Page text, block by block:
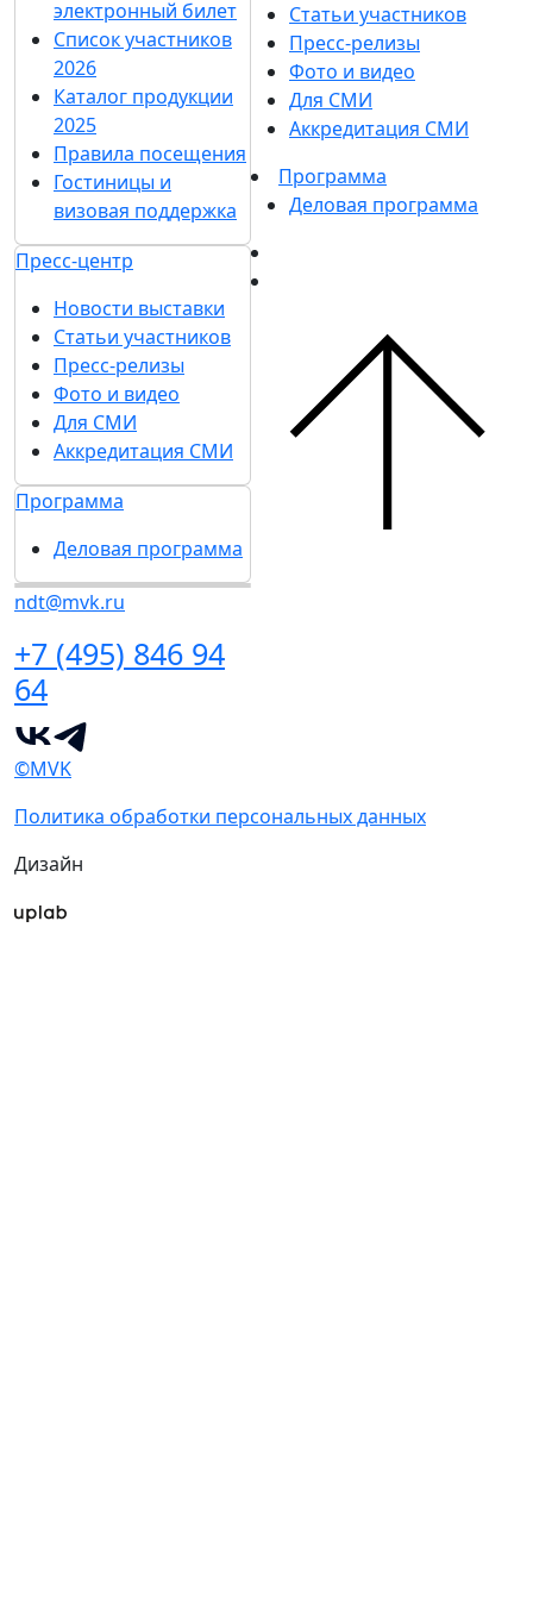
электронный билет
Список участников
2026
Каталог продукции
2025
Правила посещения
Гостиницы и
визовая поддержка
Пресс-центр
Новости выставки
Статьи участников
Пресс-релизы
Фото и видео
Для СМИ
Аккредитация СМИ
Программа
Деловая программа
ndt@mvk.ru
+7 (495) 846 94
64
Статьи участников
Пресс-релизы
Фото и видео
Для СМИ
Аккредитация СМИ
Программа
Деловая программа
©MVK
Политика обработки персональных данных
Дизайн